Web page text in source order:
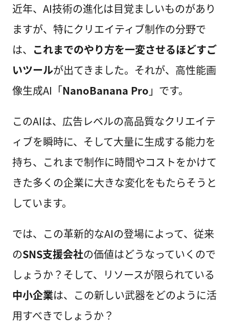
近年、AI技術の進化は目覚ましいものがあり
ますが、特にクリエイティブ制作の分野で
は、 これまでのやり方を一変させるほどすご
いツールが出てきました。それが、高性能画
像生成AI「NanoBanana Pro 」です。
このAIは、広告レベルの高品質なクリエイテ
ィブを瞬時に、そして大量に生成する能力を
持ち、これまで制作に時間やコストをかけて
きた多くの企業に大きな変化をもたらそうと
しています。
では、この革新的なAIの登場によって、従来
のSNS支援会社の価値はどうなっていくので
しょうか？そして、リソースが限られている
中小企業は、この新しい武器をどのように活
用すべきでしょうか？